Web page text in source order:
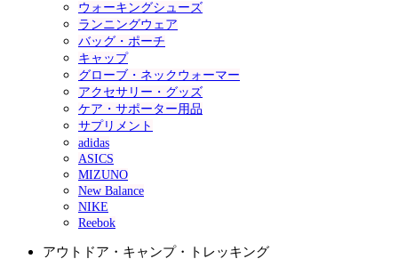
ウォーキングシューズ
ランニングウェア
バッグ・ポーチ
キャップ
グローブ・ネックウォーマー
アクセサリー・グッズ
ケア・サポーター用品
サプリメント
adidas
ASICS
MIZUNO
New Balance
NIKE
Reebok
アウトドア・キャンプ・トレッキング